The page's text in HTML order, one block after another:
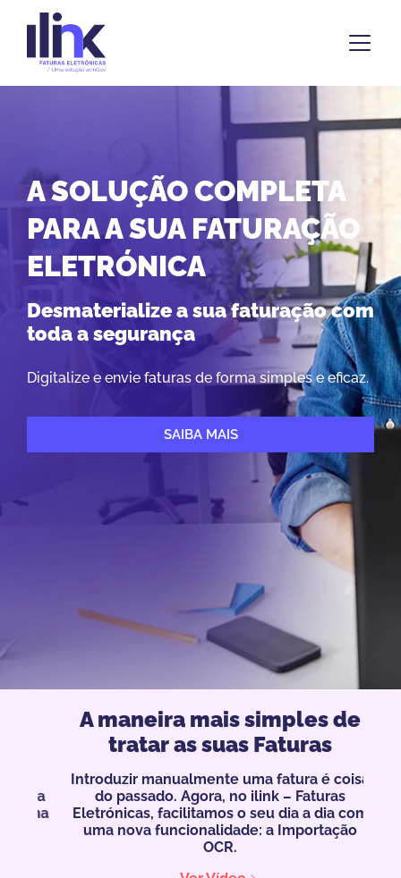
POUPE TEMPO E
CUSTOS COM AS
FATURAS
Automatize tarefas repetitivas
Elimine papel e ganhe tempo para o que
importa no seu negócio.
SAIBA MAIS
A maneira mais simples de
tratar as suas Faturas
Introduzir manualmente uma fatura é coisa
do passado. Agora, no ilink – Faturas
Eletrónicas, facilitamos o seu dia a dia com
uma nova funcionalidade: a Importação
OCR.